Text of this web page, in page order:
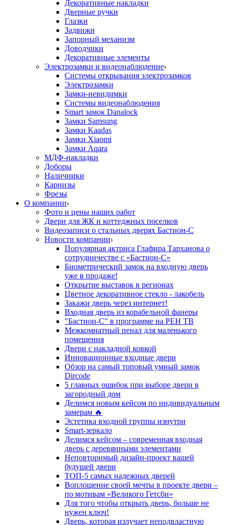
Декоративные накладки
Дверные ручки
Глазки
Задвижи
Запорный механизм
Доводчики
Декоративные элементы
Электрозамки и видеонаблюдение
Системы открывания электрозамков
Электрозамки
Замки-невидимки
Системы видеонаблюдения
Smart замок Danalock
Замки Samsung
Замки Kaadas
Замки Xiaomi
Замки Aqara
МДФ-накладки
Доборы
Наличники
Карнизы
Фрезы
О компании
Фото и цены наших работ
Двери для ЖК и коттеджных поселков
Видеозаписи о стальных дверях Бастион-С
Новости компании
Популярная актриса Глафира Тарханова о
сотрудничестве с «Бастион-С»
Биометрический замок на входную дверь
уже в продаже!
Открытие выставок в регионах
Цветное декоративное стекло - лакобель
Закажи дверь через интернет!
Входная дверь из корабельной фанеры
"Бастион-С" в программе на РЕН ТВ
Межкомнатный пенал для маленького
помещения
Двери с накладной ковкой
Инновационные входные двери
Обзор на самый топовый умный замок
Dircode
5 главных ошибок при выборе двери в
загородный дом
Делимся новым кейсом по индивидуальным
замерам 🔥
Эстетика входной группы изнутри
Smart-зеркало
Делимся кейсом – современная входная
дверь с деревянными элементами
Неповторимый дизайн-проект вашей
будущей двери
ТОП-5 самых надежных дверей
Воплощение своей мечты в проекте двери –
по мотивам «Великого Гетсби»
Для того чтобы открыть дверь, больше не
нужен ключ!
Дверь, которая излучает неподвластную